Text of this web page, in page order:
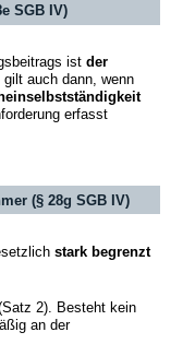
SGB IV)
ist der
auch dann, wenn
erfasst
(§ 28g SGB IV)
stark begrenzt
2). Besteht kein
an der